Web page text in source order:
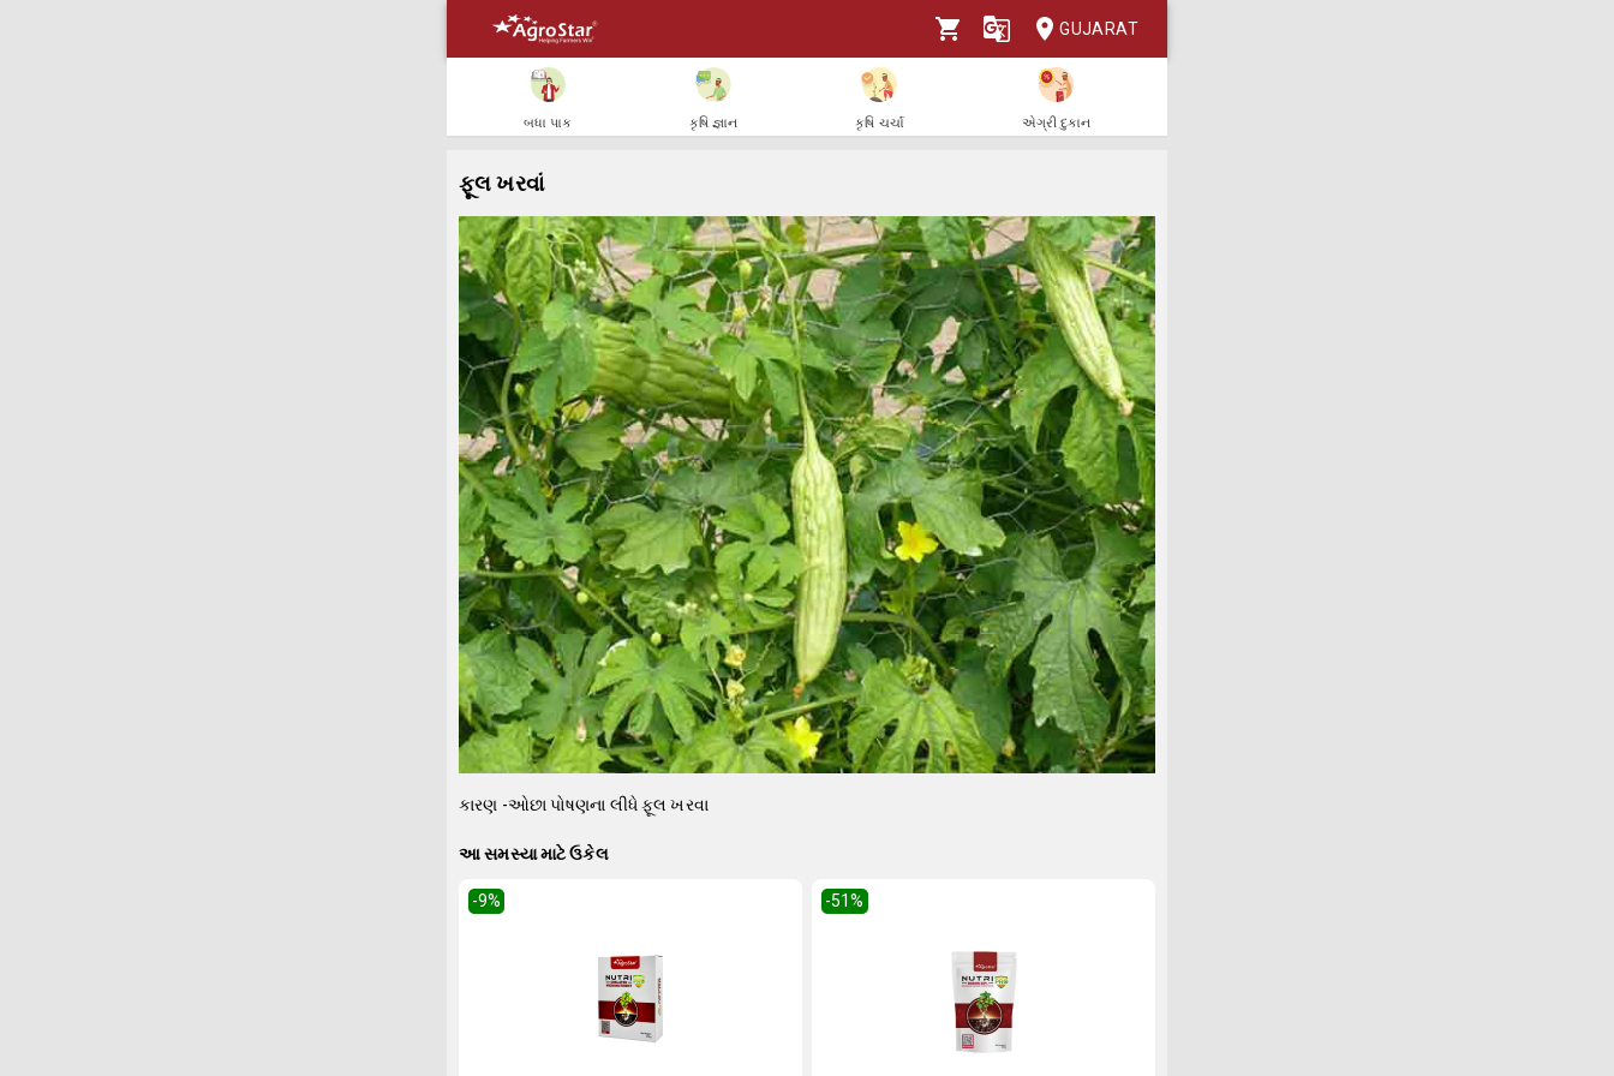
GUJARAT
બધા પાક કૃષિ જ્ઞાન કૃષિ ચર્ચા એગ્રી દુકાન
ફૂલ ખરવાં
કારણ -ઓછા પોષણના લીધે ફૂલ ખરવા
આ સમસ્યા માટે ઉકેલ
-9% -51%